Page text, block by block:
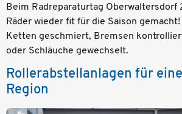
Beim Radreparaturtag Oberwaltersdorf
Räder wieder fit für die Saison
Ketten geschmiert, Bremsen
oder Schläuche gewechselt.
Rollerabstellanlagen für
Region